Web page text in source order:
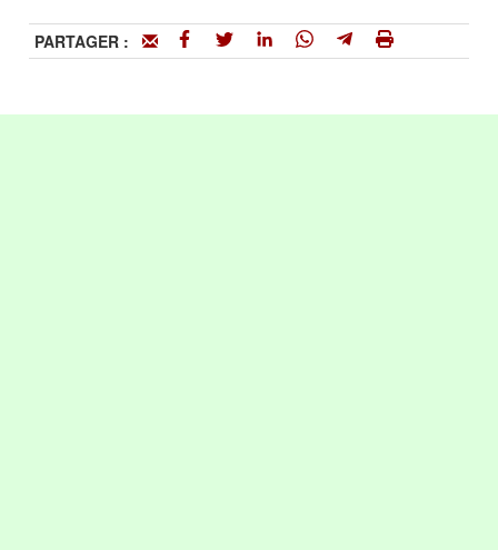
PARTAGER :